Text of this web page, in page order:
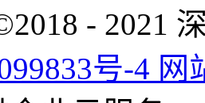
- 2021
号-4 网